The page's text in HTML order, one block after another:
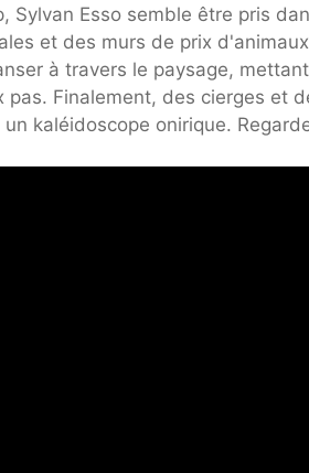
Sylvan Esso semble être pris
et des murs de prix
à travers le paysage,
pas. Finalement, des cierges et
un kaléidoscope onirique.